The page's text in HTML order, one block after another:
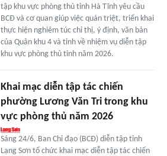
tập khu vực phòng thủ tỉnh Hà Tĩnh yêu cầu
BCĐ và cơ quan giúp việc quán triệt, triển khai
thực hiện nghiêm túc chỉ thị, ý định, văn bản
của Quân khu 4 và tỉnh về nhiệm vụ diễn tập
khu vực phòng thủ tỉnh năm 2026.
Khai mạc diễn tập tác chiến
phường Lương Văn Tri trong khu
vực phòng thủ năm 2026
Sáng 24/6, Ban Chỉ đạo (BCĐ) diễn tập tỉnh
Lạng Sơn tổ chức khai mạc diễn tập tác chiến